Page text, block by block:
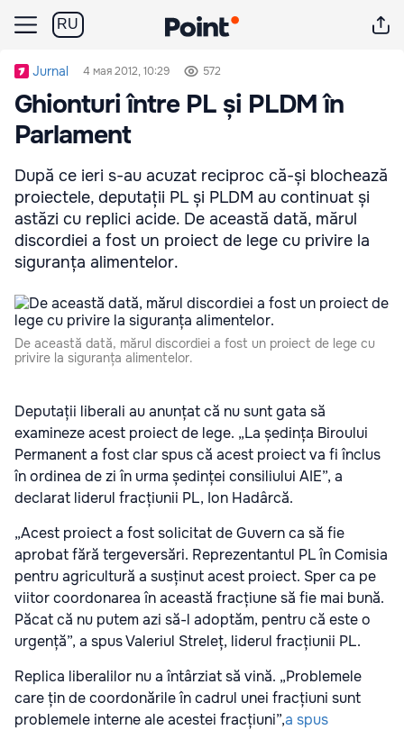
RU
Jurnal 4 мая 2012, 10:29 572
Ghionturi între PL și PLDM în
Parlament
După ce ieri s-au acuzat reciproc că-și blochează
proiectele, deputații PL și PLDM au continuat și
astăzi cu replici acide. De această dată, mărul
discordiei a fost un proiect de lege cu privire la
siguranța alimentelor.
De această dată, mărul discordiei a fost un proiect de lege cu
privire la siguranța alimentelor.
Deputații liberali au anunțat că nu sunt gata să
examineze acest proiect de lege. „La ședința Biroului
Permanent a fost clar spus că acest proiect va fi înclus
în ordinea de zi în urma ședinței consiliului AIE”, a
declarat liderul fracțiunii PL, Ion Hadârcă.
„Acest proiect a fost solicitat de Guvern ca să fie
aprobat fără tergeversări. Reprezentantul PL în Comisia
pentru agricultură a susținut acest proiect. Sper ca pe
viitor coordonarea în această fracțiune să fie mai bună.
Păcat că nu putem azi să-l adoptăm, pentru că este o
urgență”, a spus Valeriul Streleț, liderul fracțiunii PL.
Replica liberalilor nu a întârziat să vină. „Problemele
care țin de coordonările în cadrul unei fracțiuni sunt
problemele interne ale acestei fracțiuni”,a spus